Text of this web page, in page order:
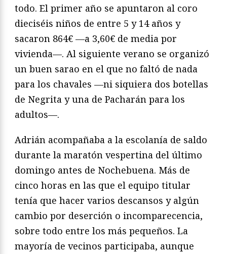
todo. El primer año se apuntaron al coro
dieciséis niños de entre 5 y 14 años y
sacaron 864€ —a 3,60€ de media por
vivienda—. Al siguiente verano se organizó
un buen sarao en el que no faltó de nada
para los chavales —ni siquiera dos botellas
de Negrita y una de Pacharán para los
adultos—.
Adrián acompañaba a la escolanía de saldo
durante la maratón vespertina del último
domingo antes de Nochebuena. Más de
cinco horas en las que el equipo titular
tenía que hacer varios descansos y algún
cambio por deserción o incomparecencia,
sobre todo entre los más pequeños. La
mayoría de vecinos participaba, aunque